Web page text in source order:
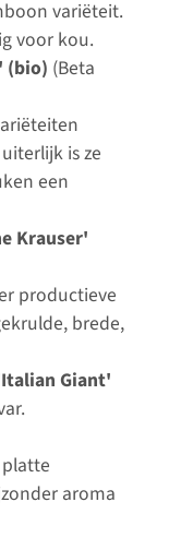
variëteit.
voor kou.
(bio) (Beta
is ze
een
Krauser'
productieve
brede,
Giant'
aroma